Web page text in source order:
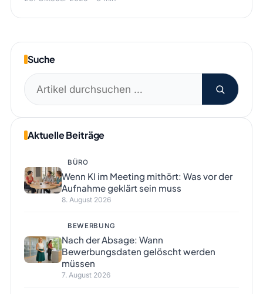
Suche
Suchen
nach:
Aktuelle Beiträge
BÜRO
Wenn KI im Meeting mithört: Was vor der
Aufnahme geklärt sein muss
8. August 2026
BEWERBUNG
Nach der Absage: Wann
Bewerbungsdaten gelöscht werden
müssen
7. August 2026